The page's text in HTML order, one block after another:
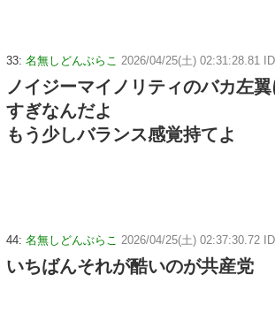
33: 名無しどんぶらこ 2026/04/25(土) 02:31:28.81
ノイジーマイノリティのバカ左
すぎなんだよ
もう少しバランス感覚持てよ
44: 名無しどんぶらこ 2026/04/25(土) 02:37:30.72
いちばんそれが酷いのが共産党